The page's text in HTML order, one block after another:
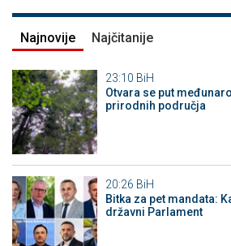
Najnovije Najčitanije
23:10 BiH
Otvara se put
prirodnih područja
20:26 BiH
Bitka za pet mandata:
državni Parlament